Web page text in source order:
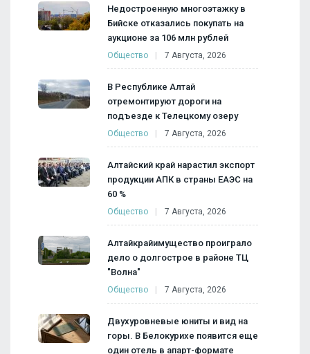
Недостроенную многоэтажку в
Бийске отказались покупать на
аукционе за 106 млн рублей
Общество 7 Августа, 2026
В Республике Алтай
отремонтируют дороги на
подъезде к Телецкому озеру
Общество 7 Августа, 2026
Алтайский край нарастил экспорт
продукции АПК в страны ЕАЭС на
60 %
Общество 7 Августа, 2026
Алтайкрайимущество проиграло
дело о долгострое в районе ТЦ
"Волна"
Общество 7 Августа, 2026
Двухуровневые юниты и вид на
горы. В Белокурихе появится еще
один отель в апарт-формате